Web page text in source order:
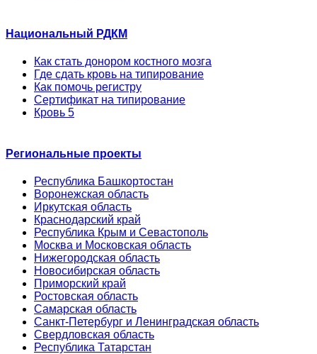
Национальный РДКМ
Как стать донором костного мозга
Где сдать кровь на типирование
Как помочь регистру
Сертификат на типирование
Кровь 5
Региональные проекты
Республика Башкортостан
Воронежская область
Иркутская область
Краснодарский край
Республика Крым и Севастополь
Москва и Московская область
Нижегородская область
Новосибирская область
Приморский край
Ростовская область
Самарская область
Санкт-Петербург и Ленинградская область
Свердловская область
Республика Татарстан